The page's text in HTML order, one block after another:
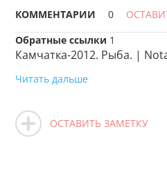
КОММЕНТАРИИ 0
Обратные ссылки 1
Камчатка-2012. Рыба. |
Читать дальше
ОСТАВИТЬ ЗАМЕТКУ